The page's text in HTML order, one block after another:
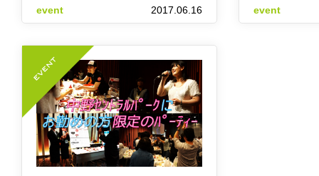
event 2017.06.16 event